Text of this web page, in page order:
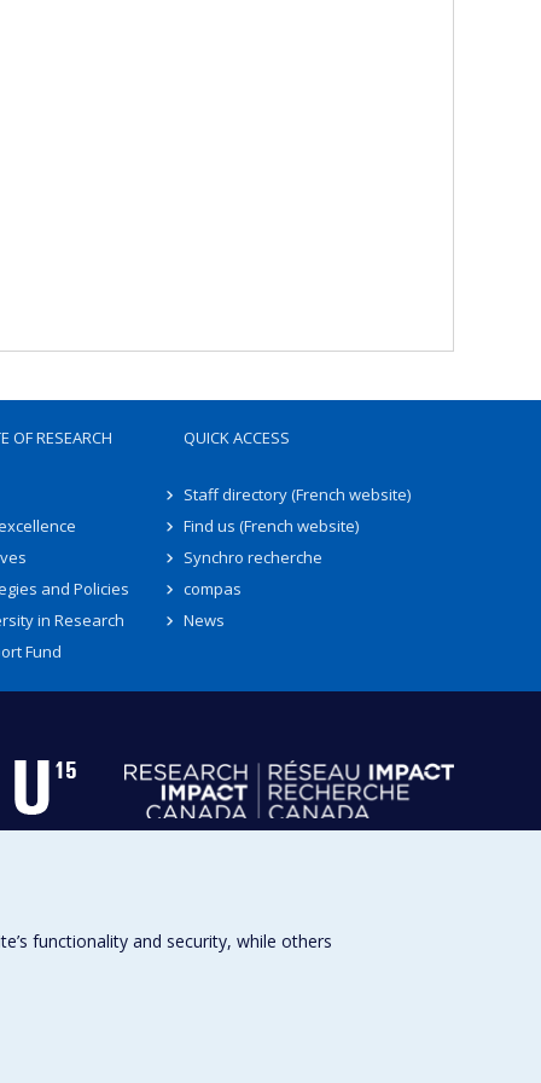
OF RESEARCH
and Policies
in Research
Fund
QUICK ACCESS
Staff directory (French website)
Find us (French website)
Synchro recherche
compas
News
functionality and security, while others